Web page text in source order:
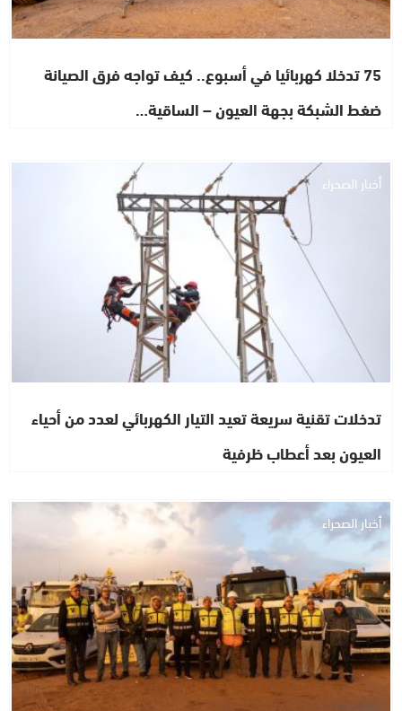
75 تدخلا كهربائيا في أسبوع.. كيف تواجه فرق الصيانة
ضغط الشبكة بجهة العيون – الساقية…
أخبار الصحراء
تدخلات تقنية سريعة تعيد التيار الكهربائي لعدد من أحياء
العيون بعد أعطاب ظرفية
أخبار الصحراء